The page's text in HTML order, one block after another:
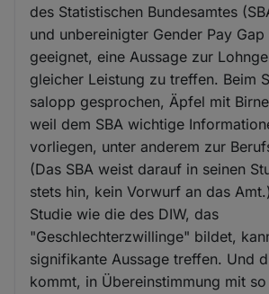
des Statistischen Bundesamtes
und unbereinigter Gender Pay
geeignet, eine Aussage zur
gleicher Leistung zu treffen. Beim
salopp gesprochen, Äpfel mit
weil dem SBA wichtige
vorliegen, unter anderem zur
(Das SBA weist darauf in seinen
stets hin, kein Vorwurf an das
Studie wie die des DIW, das
"Geschlechterzwillinge" bildet,
signifikante Aussage treffen. Und
kommt, in Übereinstimmung mit